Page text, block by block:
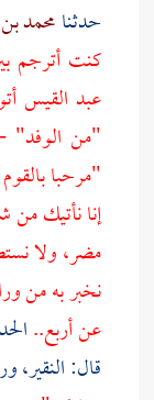
حدثنامحمد
كنت أترجم
عبد القيس
"من الوفد"
"مرحبا
إنا نأتيك من
مضر، ولا
نخبر به من
عن أربع..
قال: النقير،